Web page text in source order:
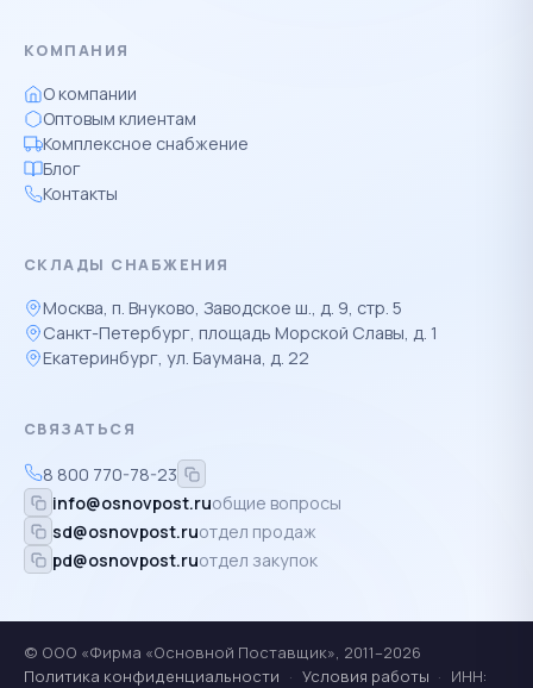
КОМПАНИЯ
О компании
Оптовым клиентам
Комплексное снабжение
Блог
Контакты
СКЛАДЫ СНАБЖЕНИЯ
Москва, п. Внуково, Заводское ш., д. 9, стр. 5
Санкт-Петербург, площадь Морской Славы, д. 1
Екатеринбург, ул. Баумана, д. 22
СВЯЗАТЬСЯ
8 800 770-78-23
info@osnovpost.ruобщие вопросы
sd@osnovpost.ruотдел продаж
pd@osnovpost.ruотдел закупок
© ООО «Фирма «Основной Поставщик», 2011–2026
Политика конфиденциальности · Условия работы · ИНН: